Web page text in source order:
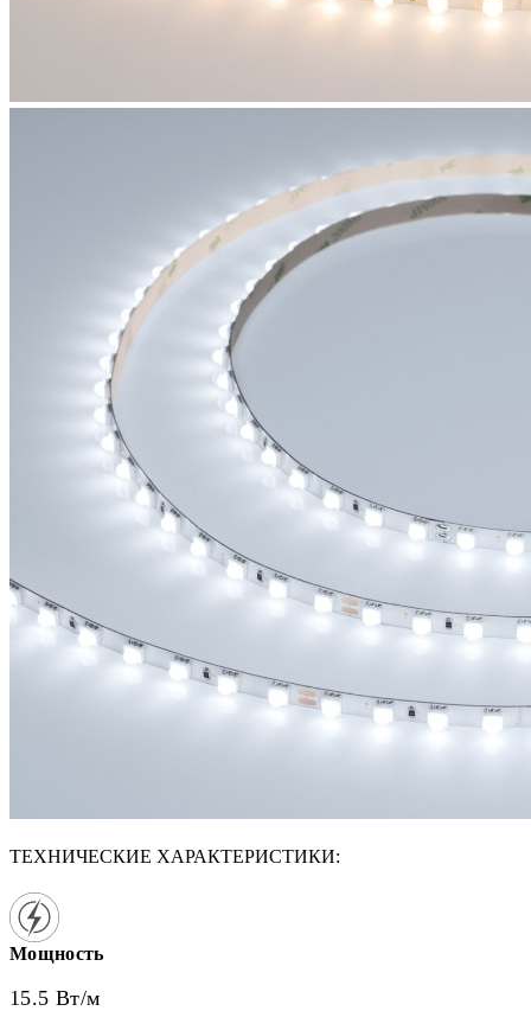
ТЕХНИЧЕСКИЕ ХАРАКТЕРИСТИКИ:
Мощность
15.5 Вт/м